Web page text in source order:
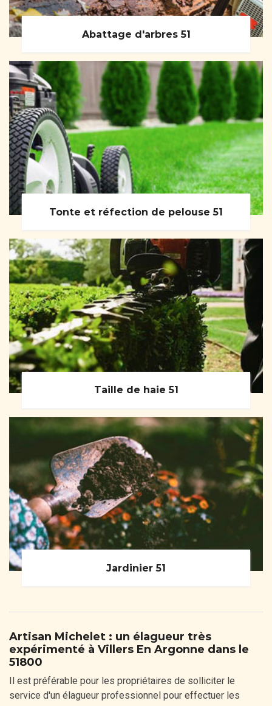
Abattage d'arbres 51
Tonte et réfection de pelouse 51
Taille de haie 51
Jardinier 51
Artisan Michelet : un élagueur très
expérimenté à Villers En Argonne dans le
51800
Il est préférable pour les propriétaires de solliciter le
service d'un élagueur professionnel pour effectuer les